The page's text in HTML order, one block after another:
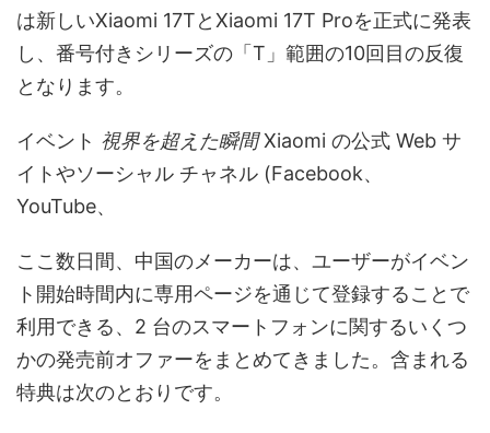
は新しいXiaomi 17TとXiaomi 17T Proを正式に発表
し、番号付きシリーズの「T」範囲の10回目の反復
となります。
イベント 視界を超えた瞬間Xiaomi の公式 Web サ
イトやソーシャル チャネル (Facebook、
YouTube、
ここ数日間、中国のメーカーは、ユーザーがイベン
ト開始時間内に専用ページを通じて登録することで
利用できる、2 台のスマートフォンに関するいくつ
かの発売前オファーをまとめてきました。含まれる
特典は次のとおりです。